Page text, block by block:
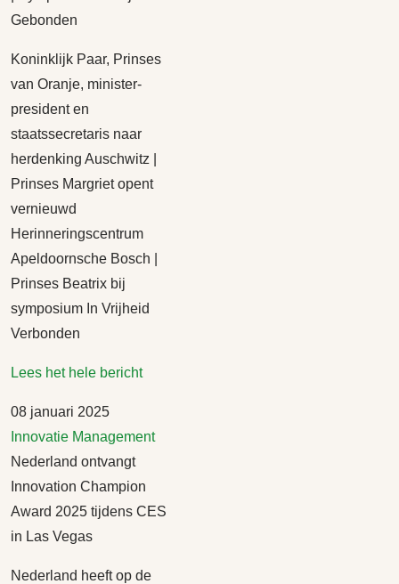
Gebonden
Koninklijk Paar, Prinses
van Oranje, minister-
president en
staatssecretaris naar
herdenking Auschwitz |
Prinses Margriet opent
vernieuwd
Herinneringscentrum
Apeldoornsche Bosch |
Prinses Beatrix bij
symposium In Vrijheid
Verbonden
Lees het hele bericht
08 januari 2025
Innovatie Management
Nederland ontvangt
Innovation Champion
Award 2025 tijdens CES
in Las Vegas
Nederland heeft op de